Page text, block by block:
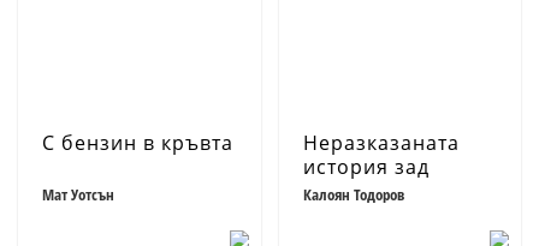
С бензин в кръвта
Мат Уотсън
Неразказаната
история зад
Mercedes-Benz
Калоян Тодоров